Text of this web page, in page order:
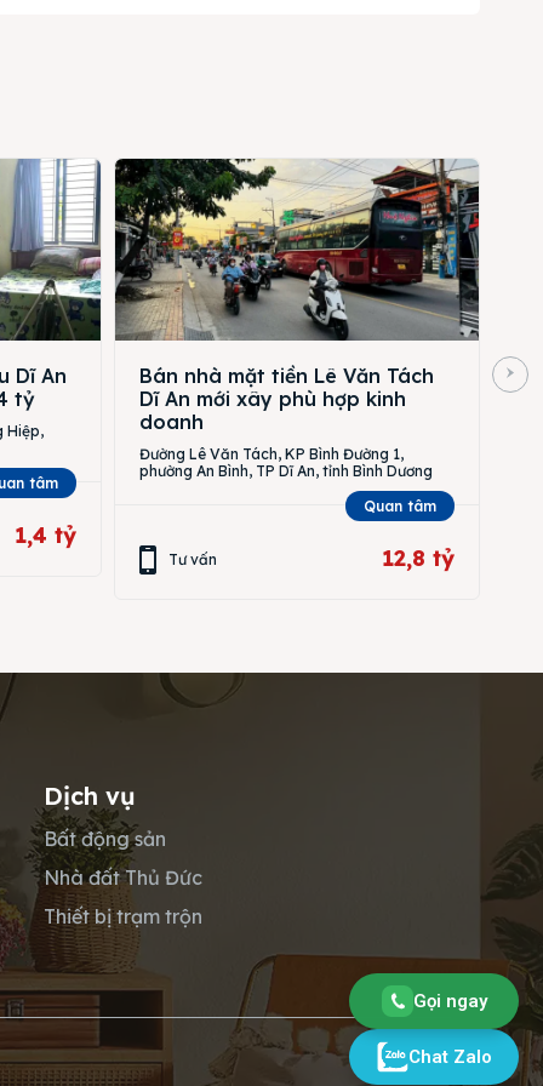
Dĩ An
tỷ
Hiệp,
tâm
1,4 tỷ
Bán nhà mặt tiền Lê Văn Tách
Dĩ An mới xây phù hợp kinh
doanh
Đường Lê Văn Tách, KP Bình Đường 1,
phường An Bình, TP Dĩ An, tỉnh Bình Dương
Quan tâm
Tư vấn 12,8 tỷ
Dịch vụ
Bất động sản
Nhà đất Thủ Đức
Thiết bị trạm trộn
Gọi ngay
Chat Zalo